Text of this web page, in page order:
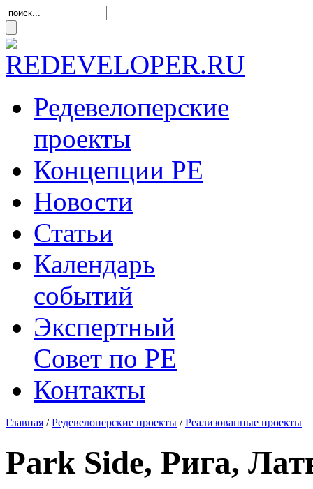
Редевелоперские
проекты
Концепции РЕ
Новости
Статьи
Календарь
событий
Экспертный
Совет по РЕ
Контакты
Главная /Редевелоперские проекты /Реализованные проекты
Park Side, Рига,